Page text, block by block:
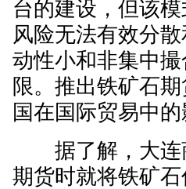
台的建设，但该
风险无法有效分
动性小和非集中
限。推出铁矿石
国在国际贸易中
据了解，大连
期货时就将铁矿